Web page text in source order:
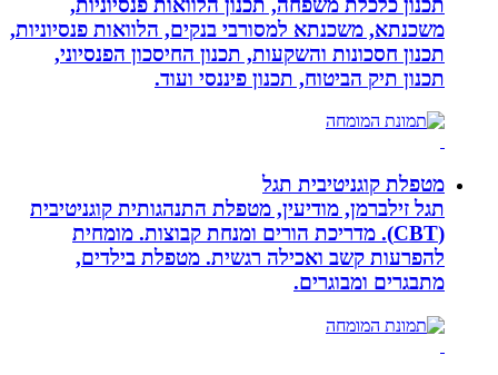
תכנון כלכלת משפחה, תכנון הלוואות פנסיוניות,
משכנתא, משכנתא למסורבי בנקים, הלוואות פנסיוניות,
תכנון חסכונות והשקעות, תכנון החיסכון הפנסיוני,
תכנון תיק הביטוח, תכנון פיננסי ועוד.
מטפלת קוגניטיבית תגל
תגל זילברמן, מודיעין, מטפלת התנהגותית קוגניטיבית
(CBT). מדריכת הורים ומנחת קבוצות. מומחית
להפרעות קשב ואכילה רגשית. מטפלת בילדים,
מתבגרים ומבוגרים.